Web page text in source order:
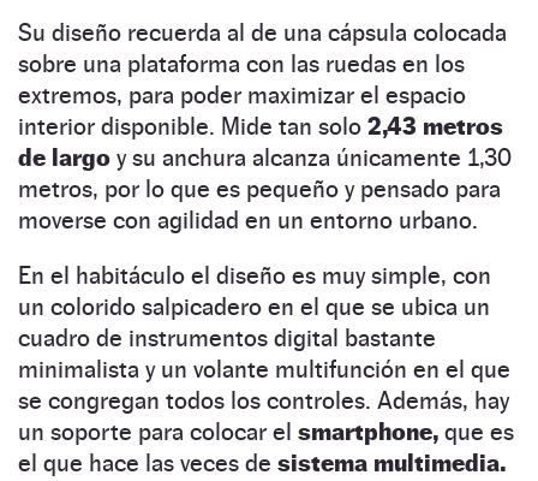
Su diseño recuerda al de una cápsula colocada
sobre una plataforma con las ruedas en los
extremos, para poder maximizar el espacio
interior disponible. Mide tan solo 2,43 metros
de largo y su anchura alcanza únicamente 1,30
metros, por lo que es pequeño y pensado para
moverse con agilidad en un entorno urbano.
En el habitáculo el diseño es muy simple, con
un colorido salpicadero en el que se ubica un
cuadro de instrumentos digital bastante
minimalista y un volante multifunción en el que
se congregan todos los controles. Además, hay
un soporte para colocar el smartphone, que es
el que hace las veces de sistema multimedia.